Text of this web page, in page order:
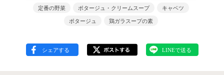
定番の野菜
ポタージュ・クリームスープ
キャベツ
ポタージュ
鶏ガラスープの素